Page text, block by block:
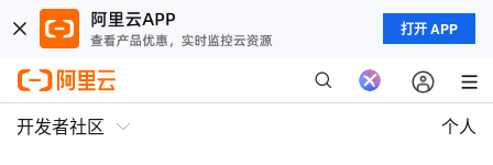
打开 APP
开发者社区 个人